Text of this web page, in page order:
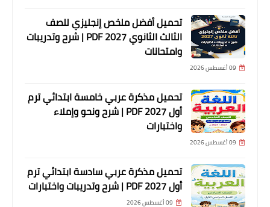
تحميل أفضل ملخص إنجليزي للصف
الثالث الثانوي 2027 PDF | شرح وتدريبات
وامتحانات
09 أغسطس 2026
تحميل مذكرة عربي خامسة ابتدائي ترم
أول 2027 PDF | شرح ونحو وإملاء
واختبارات
09 أغسطس 2026
تحميل مذكرة عربي سادسة ابتدائي ترم
أول 2027 PDF | شرح وتدريبات واختبارات
09 أغسطس 2026